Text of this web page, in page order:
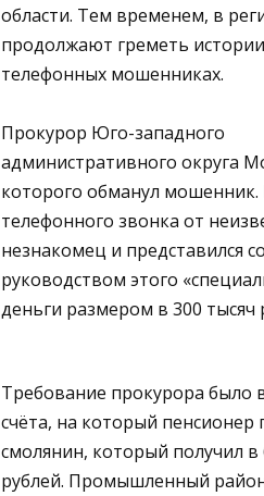
области. Тем временем, в
продолжают греметь
телефонных мошенниках.
Прокурор Юго-западного
административного округа
которого обманул мошенник.
телефонного звонка от
незнакомец и представился
руководством этого
деньги размером в 300 тысяч
Требование прокурора было
счёта, на который пенсионер
смолянин, который получил
рублей. Промышленный